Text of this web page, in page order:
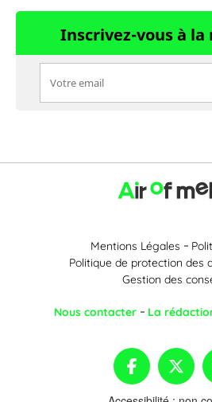
Inscrivez-vous à
Mentions Légales
Politique de protection des
Gestion des
Nous contacter La